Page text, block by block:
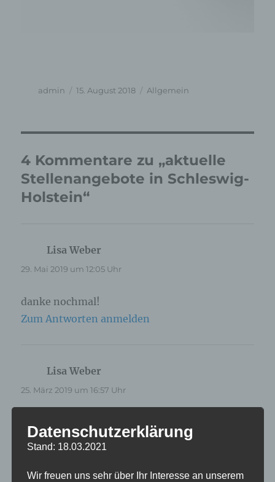
Autor
admin
Veröffentlicht
15. August 2018 Kategorien
Allgemein
4 Kommentare zu „aktuelle
Stellenangebote in Schleswig-
Holstein“
Lisa Weber
29. Mai 2019 um 12:05 Uhr
danke nochmal!
Zum Antworten anmelden
Lisa Weber
25. März 2019 um 16:57 Uhr
Toller Beitrag! Gerade erst über
gefunden.
Datenschutzerklärung
Stand: 18.03.2021
Wir freuen uns sehr über Ihr Interesse an unserem